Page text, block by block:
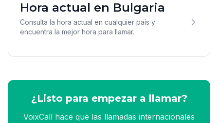
Hora actual en Bulgaria
Consulta la hora actual en cualquier país y
encuentra la mejor hora para llamar.
¿Listo para empezar a llamar?
VoixCall hace que las llamadas internacionales